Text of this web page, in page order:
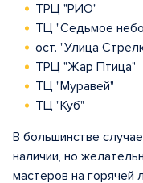
ТРЦ "РИО"
ТЦ "Седьмое
ост. "Улица
ТРЦ "Жар Птица"
ТЦ "Муравей"
ТЦ "Куб"
В большинстве
наличии, но
мастеров на горячей